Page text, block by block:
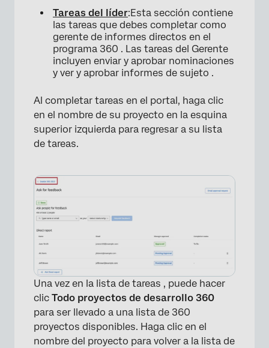
×
×
Tareas del líder:Esta sección contiene
las tareas que debes completar como
gerente de informes directos en el
programa 360 . Las tareas del Gerente
incluyen enviar y aprobar nominaciones
y ver y aprobar informes de sujeto .
Al completar tareas en el portal, haga clic
en el nombre de su proyecto en la esquina
superior izquierda para regresar a su lista
de tareas.
Una vez en la lista de tareas , puede hacer
clic Todo proyectos de desarrollo 360
para ser llevado a una lista de 360 ​​
proyectos disponibles. Haga clic en el
nombre del proyecto para volver a la lista de